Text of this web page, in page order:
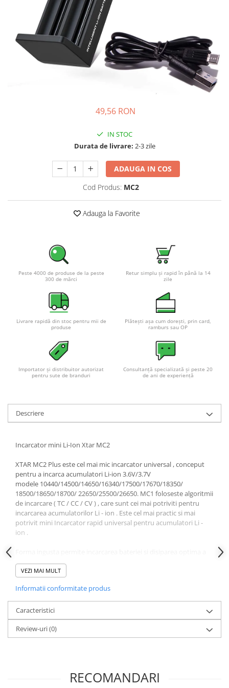
Incarcatoare acumulatori
Panouri fotovoltaice si accesorii
Panouri fotovoltaice
Sisteme prindere panouri
fotovoltaice
Sisteme de stocare energie
Sisteme de Stocare Comerciale
Sisteme fotovoltaice complete
Sisteme fotovoltaice de putere
mica (rulota/caravan/case de
Sisteme fotovoltaice profesionale
Pachete sisteme fotovoltaice
Statii de incarcare vehicule
Statii de incarcare
Cabluri de incarcare vehicule
Prize de incarcare vehicule
electrice
Turbine eoliene pentru casă
Acumulatori VRLA AGM/GEL /
Tractiune / LiFePo4
Baterii si acumulatori gel si VRLA
6-12 V
Baterii si acumulatori AGM VRLA
de 6-12 V
Acumulatori Moto, ATV
GEL
AGM
Li-Ion
SLA AGM (Sealed Lead Acid)
Deep Cycle - Tractiune/Semi-
Tractiune
Marine & Caravan
Sisteme de management (BMS)
49,56 RON
IN STOC
Durata de livrare: 2-3 zile
ADAUGA IN COS
Cod Produs: MC2
Adauga la Favorite
Peste 4000 de produse de la peste
300 de mărci
Retur simplu și rapid în până la 14
zile
Livrare rapidă din stoc pentru mii de
produse
Plătești așa cum dorești, prin card,
ramburs sau OP
Importator și distribuitor autorizat
pentru sute de branduri
Consultanță specializată și peste 20
de ani de experiență
Descriere
Incarcator mini Li-Ion Xtar MC2
XTAR MC2 Plus este cel mai mic incarcator universal , conceput
pentru a incarca acumulatori Li-ion 3.6V/3.7V
modele 10440/14500/14650/16340/17500/17670/18350/
18500/18650/18700/ 22650/25500/26650. MC1 foloseste algoritmii
de incarcare ( TC / CC / CV ) , care sunt cei mai potriviti pentru
incarcarea acumulatorilor Li - ion . Este cel mai practic si mai
potrivit mini Incarcator rapid universal pentru acumulatori Li -
ion .
caldurii.
rosu , bateria se incarca . Dupa incarcarea bateriei , LED-ul se
aprinde verde . Incarcarea este controlata de un cip care
monitorizeaza temperatura circuitului, daca temperatura
detectata este prea mare ,curentul de incarcare este redus
automat pentru a preveni deteriorarea bateriei sau incarcatorul .
Finalizarea de incarcare la tensiunea bateriei de 4,20 V.
VEZI MAI MULT
Informatii conformitate produs
Caracteristici
Review-uri(0)
RECOMANDARI